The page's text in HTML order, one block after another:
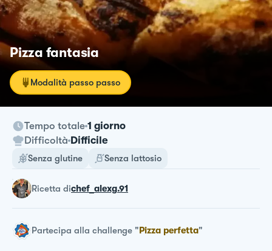
Pizza fantasia
Modalità passo passo
Tempo totale 1 giorno
Difficoltà Difficile
Senza glutine Senza lattosio
ricetta dichef_alexg.91
Partecipa alla challenge "Pizza perfetta"